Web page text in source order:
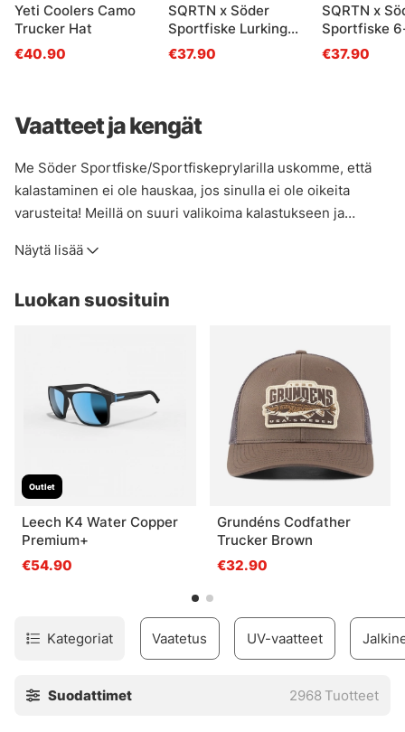
Yeti Coolers Camo
Trucker Hat
€40.90
SQRTN x Söder
Sportfiske Lurking
Pike Trucker, Black
€37.90
SQRTN x
Sportfiske
Cap, Black
€37.90
Vaatteet ja kengät
Me Söder Sportfiske/Sportfiskeprylarilla uskomme, että
kalastaminen ei ole hauskaa, jos sinulla ei ole oikeita
varusteita! Meillä on suuri valikoima kalastukseen ja
lämpimänä tai siltä väliltä, meiltä löydät tarvitsemasi! Jos et
varastoida, lähetä sähköpostia asiakaspalvelutiimillemme
Näytä lisää
Luokan suosituin
Outlet
Leech K4 Water Copper
Premium+
€54.90
Grundéns Codfather
Trucker Brown
€32.90
Kategoriat Vaatetus UV-vaatteet
Suodattimet 2968 Tuotteet